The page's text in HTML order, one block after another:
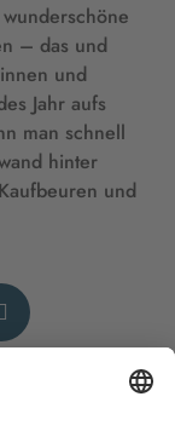
– das und
und
Jahr aufs
man schnell
hinter
und